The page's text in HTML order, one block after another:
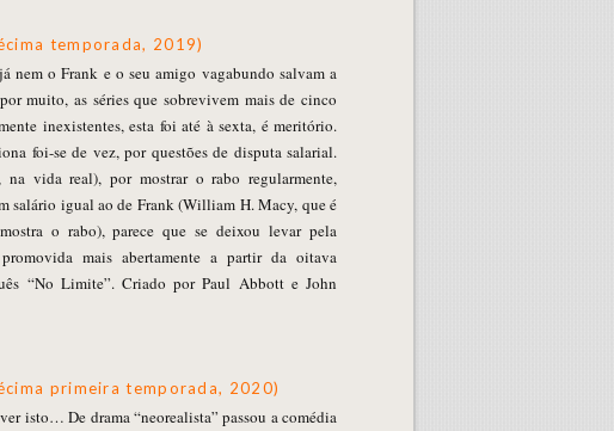
temporada, 2019)
nem o Frank e o seu amigo vagabundo salvam a
muito, as séries que sobrevivem mais de cinco
inexistentes, esta foi até à sexta, é meritório.
foi-se de vez, por questões de disputa salarial.
na vida real), por mostrar o rabo regularmente,
salário igual ao de Frank (William H. Macy, que é
o rabo), parece que se deixou levar pela
mais abertamente a partir da oitava
“No Limite”. Criado por Paul Abbott e John
primeira temporada, 2020)
isto… De drama “neorealista” passou a comédia